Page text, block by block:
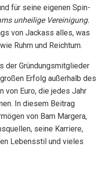
für seine eigenen Spin-
unheilige Vereinigung.
von Jackass alles, was
Ruhm und Reichtum.
der Gründungsmitglieder
Erfolg außerhalb des
von Euro, die jedes Jahr
In diesem Beitrag
von Bam Margera,
seine Karriere,
Lebensstil und vieles